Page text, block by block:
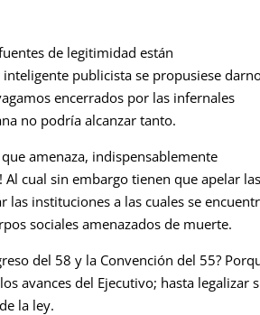
de legitimidad están
publicista se propusiese
encerrados por las infernales
no podría alcanzar tanto.
amenaza, indispensablemente
cual sin embargo tienen que apelar las
las instituciones a las cuales se
sociales amenazados de muerte.
del 58 y la Convención del 55?
avances del Ejecutivo; hasta legalizar
la ley.